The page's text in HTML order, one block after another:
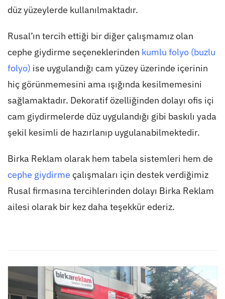
düz yüzeylerde kullanılmaktadır.
Rusal’ın tercih ettiği bir diğer çalışmamız olan
cephe giydirme seçeneklerinden kumlu folyo (buzlu
folyo) ise uygulandığı cam yüzey üzerinde içerinin
hiç görünmemesini ama ışığında kesilmemesini
sağlamaktadır. Dekoratif özelliğinden dolayı ofis içi
cam giydirmelerde düz uygulandığı gibi baskılı yada
şekil kesimli de hazırlanıp uygulanabilmektedir.
Birka Reklam olarak hem tabela sistemleri hem de
cephe giydirme çalışmaları için destek verdiğimiz
Rusal firmasına tercihlerinden dolayı Birka Reklam
ailesi olarak bir kez daha teşekkür ederiz.